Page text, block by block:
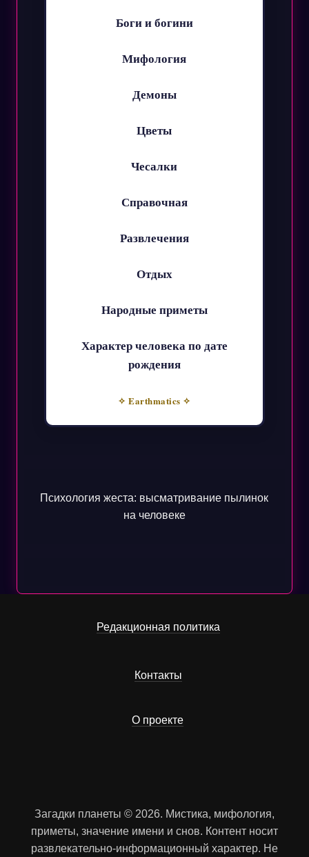
Боги и богини
Мифология
Демоны
Цветы
Чесалки
Справочная
Развлечения
Отдых
Народные приметы
Характер человека по дате
рождения
✧ Earthmatics ✧
Психология жеста: высматривание пылинок
на человеке
Редакционная политика
Контакты
О проекте
Загадки планеты © 2026. Мистика, мифология,
приметы, значение имени и снов. Контент носит
развлекательно-информационный характер. Не